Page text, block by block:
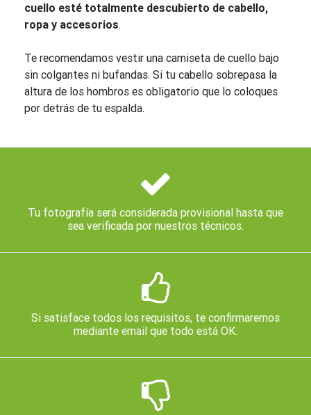
cuello esté totalmente descubierto de cabello,
ropa y accesorios.
Te recomendamos vestir una camiseta de cuello bajo
sin colgantes ni bufandas. Si tu cabello sobrepasa la
altura de los hombros es obligatorio que lo coloques
por detrás de tu espalda.
Tu fotografía será considerada provisional hasta que
sea verificada por nuestros técnicos.
Si satisface todos los requisitos, te confirmaremos
mediante email que todo está OK.